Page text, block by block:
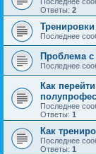
Ответы: 2
Последнее
Проблема
Последнее
Как
Последнее
Ответы: 1
Как
Последнее
Ответы: 1